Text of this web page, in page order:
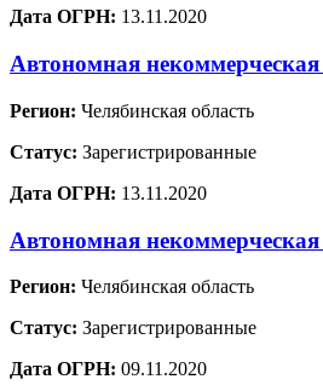
Дата ОГРН: 13.11.2020
Автономная
Регион: Челябинская область
Статус: Зарегистрированные
Дата ОГРН: 13.11.2020
Автономная
Регион: Челябинская область
Статус: Зарегистрированные
Дата ОГРН: 09.11.2020